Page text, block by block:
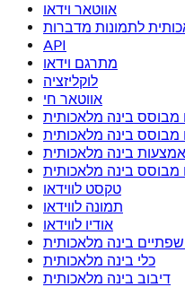
אווטאר וידאו
לתמונות מדברות
API
מתרגם וידאו
לוקליזציה
אווטאר חי
מבוסס בינה מלאכותית
מבוסס בינה מלאכותית
בינה מלאכותית
בינה מלאכותית
טקסט לווידאו
תמונה לווידאו
אודיו לווידאו
שפתיים בינה מלאכותית
כלי בינה מלאכותית
דיבוב בינה מלאכותית